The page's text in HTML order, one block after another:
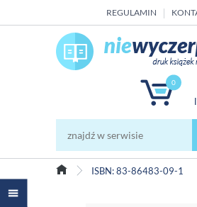
REGULAMIN
0
ISBN: 83-86483-09-1